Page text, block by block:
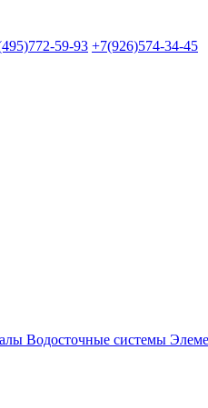
59-93 +7(926)574-34-45
Водосточные системы